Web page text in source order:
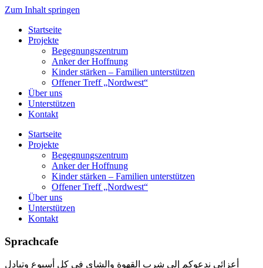
Zum Inhalt springen
Startseite
Projekte
Begegnungszentrum
Anker der Hoffnung
Kinder stärken – Familien unterstützen
Offener Treff „Nordwest“
Über uns
Unterstützen
Kontakt
Startseite
Projekte
Begegnungszentrum
Anker der Hoffnung
Kinder stärken – Familien unterstützen
Offener Treff „Nordwest“
Über uns
Unterstützen
Kontakt
Sprachcafe
أعزائي ندعوكم إلى شرب القهوة والشاي في كل أسبوع وتبادل